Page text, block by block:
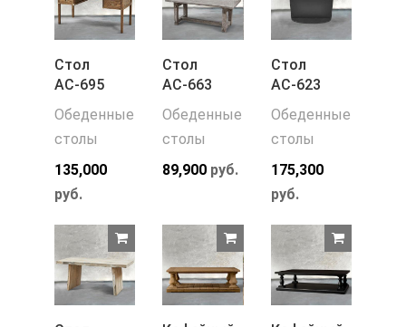
Стол
АС-695
Обеденные
столы
135,000
руб.
Стол
АС-663
Обеденные
столы
89,900 руб.
Стол
АС-623
Обеденные
столы
175,300
руб.